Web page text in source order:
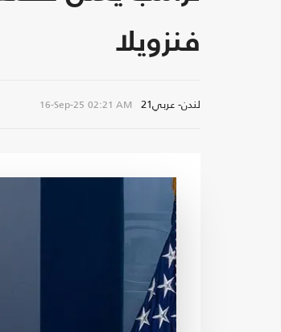
فنزويلا
لندن- عربي21 16-Sep-25 02:21 AM